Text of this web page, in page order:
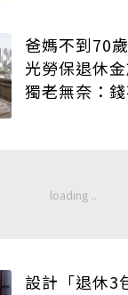
爸媽不到70
光勞保退休
獨老無奈：
設計「退休3